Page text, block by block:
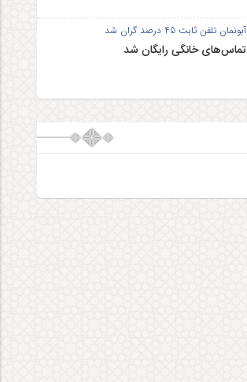
آبونمان تلفن ثابت 45 درصد گران شد
تماس‌های خانگی رایگان شد